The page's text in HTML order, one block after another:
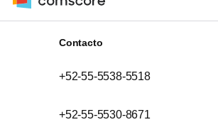
Contacto
+52-55-5538-5518
+52-55-5530-8671